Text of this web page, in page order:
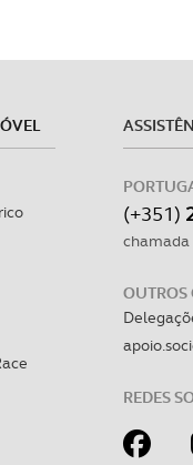
(+351)
chamada
OUTROS
REDES